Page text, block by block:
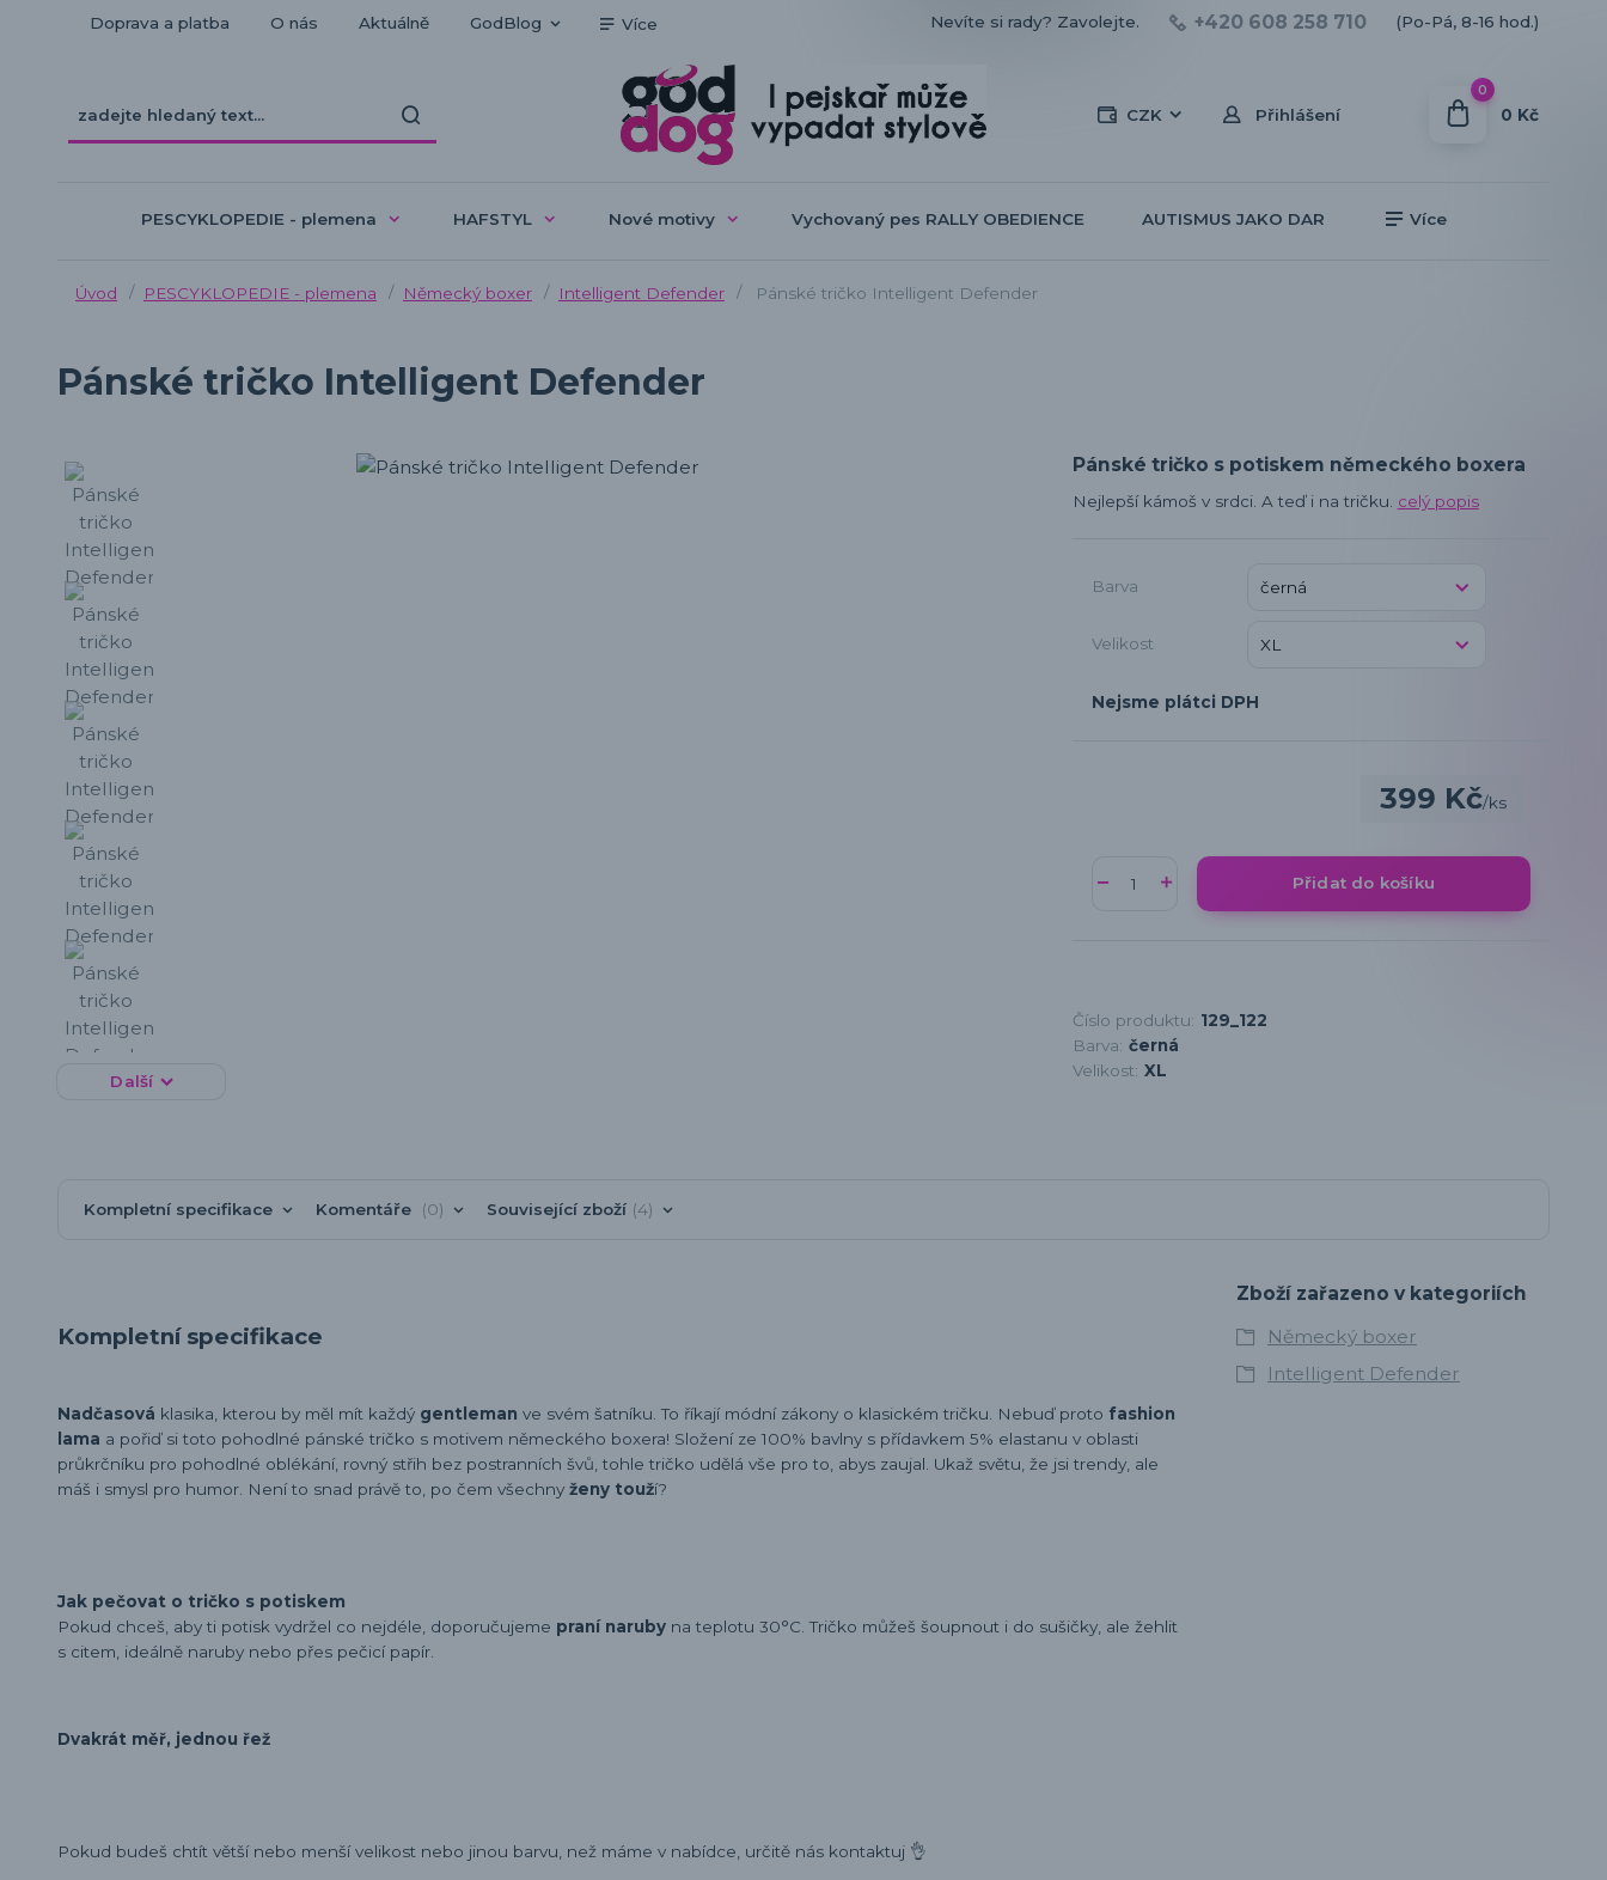
Doprava a platba O nás Aktuálně GodBlog Více
CZK Přihlášení
Nevíte si rady? Zavolejte. +420 608 258 710 (Po-Pá, 8-16 hod.)
0
0 Kč
PESCYKLOPEDIE - plemena HAFSTYL Nové motivy Vychovaný pes RALLY OBEDIENCE AUTISMUS JAKO DAR Více
Úvod PESCYKLOPEDIE - plemena Německý boxer Intelligent Defender Pánské tričko Intelligent Defender
Pánské tričko Intelligent Defender
Další
Pánské tričko s potiskem německého boxera
Nejlepší kámoš v srdci. A teď i na tričku. celý popis
Barva
Velikost
Nejsme plátci DPH
399 Kč/ks
Přidat do košíku
Číslo produktu: 129_122
Barva: černá
Velikost: XL
Kompletní specifikace Komentáře 0 Související zboží 4
Kompletní specifikace
Nadčasová klasika, kterou by měl mít každý gentleman ve svém šatníku. To říkají módní zákony o klasickém tričku. Nebuď proto fashion
lama a pořiď si toto pohodlné pánské tričko s motivem německého boxera! Složení ze 100% bavlny s přídavkem 5% elastanu v oblasti
průkrčníku pro pohodlné oblékání, rovný střih bez postranních švů, tohle tričko udělá vše pro to, abys zaujal. Ukaž světu, že jsi trendy, ale
máš i smysl pro humor. Není to snad právě to, po čem všechny ženy touží?
Jak pečovat o tričko s potiskem
Pokud chceš, aby ti potisk vydržel co nejdéle, doporučujeme praní naruby na teplotu 30°C. Tričko můžeš šoupnout i do sušičky, ale žehlit
s citem, ideálně naruby nebo přes pečicí papír.
Dvakrát měř, jednou řež
Pokud budeš chtít větší nebo menší velikost nebo jinou barvu, než máme v nabídce, určitě nás kontaktuj 👌
Zboží zařazeno v kategoriích
Německý boxer
Intelligent Defender